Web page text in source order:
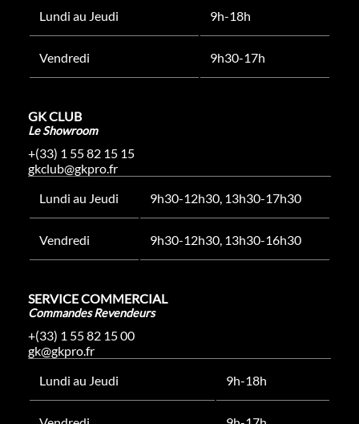
Lundi au Jeudi
9h-18h
Vendredi 9h30-17h
GK CLUB
Le Showroom
+(33) 1 55 82 15 15
gkclub@gkpro.fr
Lundi au Jeudi
9h30-12h30, 13h30-17h30
Vendredi 9h30-12h30, 13h30-16h30
SERVICE COMMERCIAL
Commandes Revendeurs
+(33) 1 55 82 15 00
gk@gkpro.fr
Lundi au Jeudi
9h-18h